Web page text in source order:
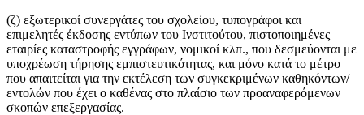
(ζ) εξωτερικοί συνεργάτες του σχολείου, τυπογράφοι και
επιμελητές έκδοσης εντύπων του Ινστιτούτου, πιστοποιημένες
εταιρίες καταστροφής εγγράφων, νομικοί κλπ., που δεσμεύονται με
υποχρέωση τήρησης εμπιστευτικότητας, και μόνο κατά το μέτρο
που απαιτείται για την εκτέλεση των συγκεκριμένων καθηκόντων/
εντολών που έχει ο καθένας στο πλαίσιο των προαναφερόμενων
σκοπών επεξεργασίας.